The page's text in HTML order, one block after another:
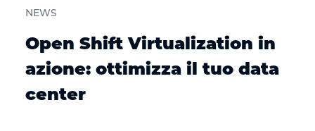
NEWS
Open Shift Virtualization in
azione: ottimizza il tuo data
center